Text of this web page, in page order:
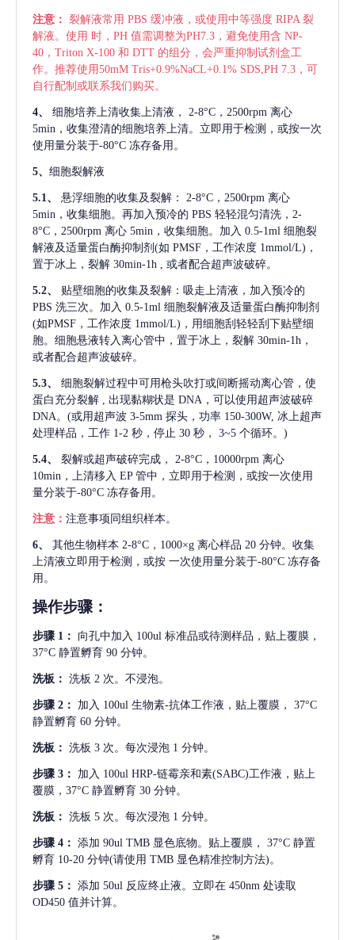
注意： 裂解液常用 PBS 缓冲液，或使用中等强度 RIPA 裂
解液。使用 时，PH 值需调整为PH7.3，避免使用含 NP-
40，Triton X-100 和 DTT 的组分，会严重抑制试剂盒工
作。推荐使用50mM Tris+0.9%NaCL+0.1% SDS,PH 7.3，可
自行配制或联系我们购买。
4、 细胞培养上清收集上清液，
2-8°C，2500rpm 离心
5min，收集澄清的细胞培养上清。立即用于检测，或按一次
使用量分装于-80°C 冻存备用。
5、 细胞裂解液
5.1、 悬浮细胞的收集及裂解：
2-8°C，2500rpm 离心
5min，收集细胞。再加入预冷的 PBS 轻轻混匀清洗，2-
8°C，2500rpm 离心 5min，收集细胞。加入 0.5-1ml 细胞裂
解液及适量蛋白酶抑制剂(如 PMSF，工作浓度 1mmol/L)，
置于冰上，裂解 30min-1h , 或者配合超声波破碎。
5.2、
贴壁细胞的收集及裂解：吸走上清液，加入预冷的
PBS 洗三次。加入 0.5-1ml 细胞裂解液及适量蛋白酶抑制剂
(如PMSF，工作浓度 1mmol/L)，用细胞刮轻轻刮下贴壁细
胞。细胞悬液转入离心管中，置于冰上，裂解 30min-1h，
或者配合超声波破碎。
5.3、
细胞裂解过程中可用枪头吹打或间断摇动离心管，使
蛋白充分裂解
, 出现黏糊状是 DNA，可以使用超声波破碎
DNA。(或用超声波 3-5mm 探头，功率 150-300W, 冰上超声
处理样品，工作 1-2 秒，停止 30 秒， 3~5 个循环。)
5.4、 裂解或超声破碎完成，
2-8°C，10000rpm 离心
10min，上清移入 EP 管中，立即用于检测，或按一次使用
量分装于-80°C 冻存备用。
注意： 注意事项同组织样本。
6、 其他生物样本 2-8°C，1000×g 离心样品 20 分钟。收集
上清液立即用于检测，或按 一次使用量分装于-80°C 冻存备
用。
操作步骤：
步骤 1： 向孔中加入 100ul 标准品或待测样品，贴上覆膜，
37°C 静置孵育 90 分钟。
洗板： 洗板 2 次。不浸泡。
步骤 2： 加入 100ul 生物素-抗体工作液，贴上覆膜， 37°C
静置孵育 60 分钟。
洗板： 洗板 3 次。每次浸泡 1 分钟。
步骤 3： 加入 100ul HRP-链霉亲和素(SABC)工作液，贴上
覆膜，37°C 静置孵育 30 分钟。
洗板： 洗板 5 次。每次浸泡 1 分钟。
步骤 4： 添加 90ul TMB 显色底物。贴上覆膜， 37°C 静置
孵育 10-20 分钟(请使用 TMB 显色精准控制方法)。
步骤 5： 添加 50ul 反应终止液。立即在 450nm 处读取
OD450 值并计算。